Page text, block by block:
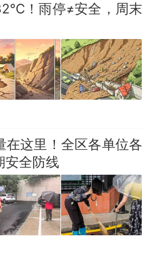
！雨停≠安全，周末
在这里！全区各单位各
安全防线